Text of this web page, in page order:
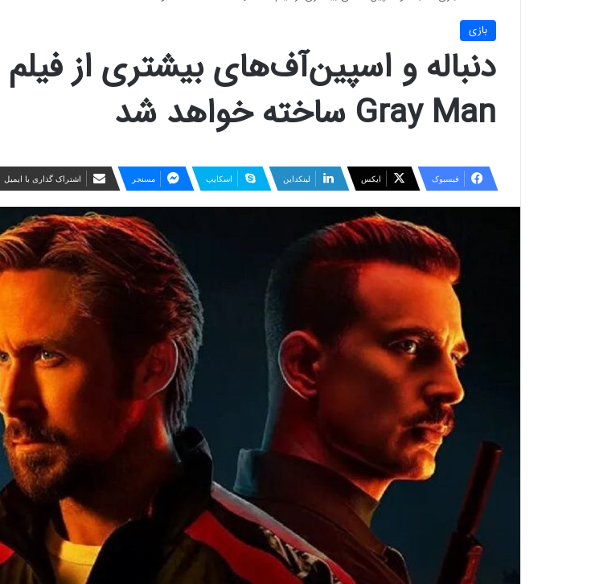
بازی
Gray Man ساخته خواهد شد
فیسبوک ایکس لینکداین اسکایپ مسنجر اشتراک گذاری با ایمیل